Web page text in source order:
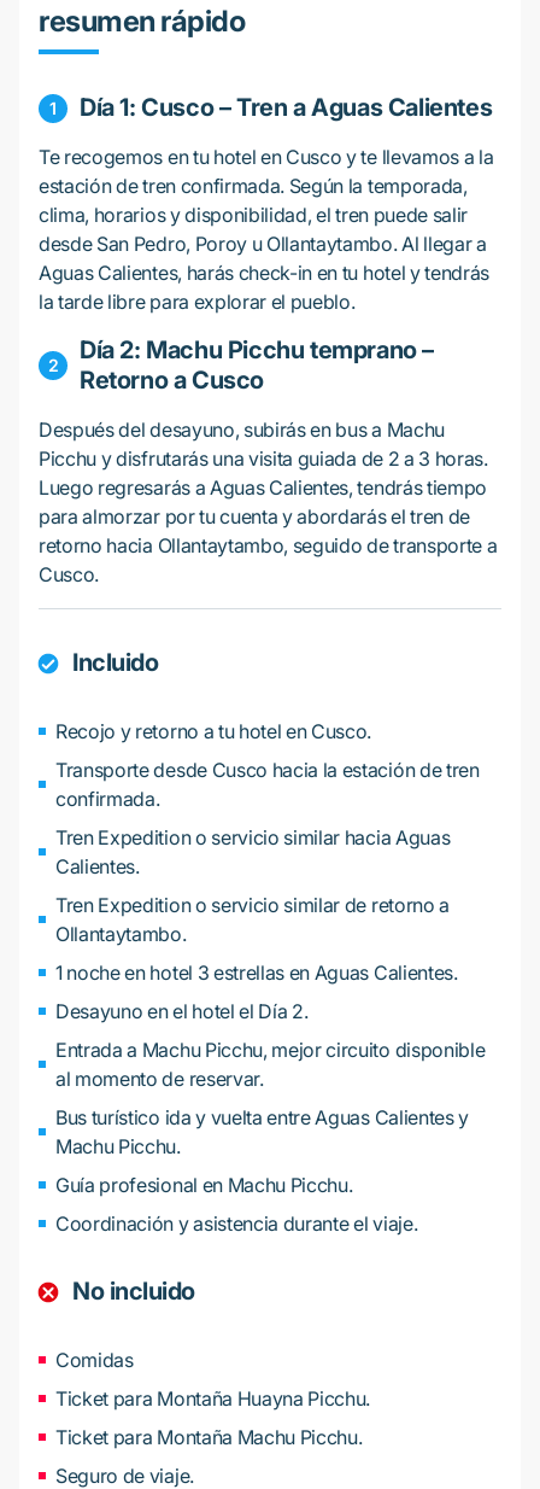
resumen rápido
Día 1: Cusco – Tren a Aguas Calientes
Te recogemos en tu hotel en Cusco y te llevamos a la
estación de tren confirmada. Según la temporada,
clima, horarios y disponibilidad, el tren puede salir
desde San Pedro, Poroy u Ollantaytambo. Al llegar a
Aguas Calientes, harás check-in en tu hotel y tendrás
la tarde libre para explorar el pueblo.
Día 2: Machu Picchu temprano –
Retorno a Cusco
Después del desayuno, subirás en bus a Machu
Picchu y disfrutarás una visita guiada de 2 a 3 horas.
Luego regresarás a Aguas Calientes, tendrás tiempo
para almorzar por tu cuenta y abordarás el tren de
retorno hacia Ollantaytambo, seguido de transporte a
Cusco.
Incluido
Recojo y retorno a tu hotel en Cusco.
Transporte desde Cusco hacia la estación de tren
confirmada.
Tren Expedition o servicio similar hacia Aguas
Calientes.
Tren Expedition o servicio similar de retorno a
Ollantaytambo.
1 noche en hotel 3 estrellas en Aguas Calientes.
Desayuno en el hotel el Día 2.
Entrada a Machu Picchu, mejor circuito disponible
al momento de reservar.
Bus turístico ida y vuelta entre Aguas Calientes y
Machu Picchu.
Guía profesional en Machu Picchu.
Coordinación y asistencia durante el viaje.
No incluido
Comidas
Ticket para Montaña Huayna Picchu.
Ticket para Montaña Machu Picchu.
Seguro de viaje.